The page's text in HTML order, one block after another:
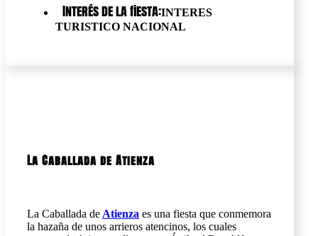
Interés de la fiesta:INTERES
TURISTICO NACIONAL
La Caballada de Atienza
La Caballada de Atienza es una fiesta que conmemora
la hazaña de unos arrieros atencinos, los cuales